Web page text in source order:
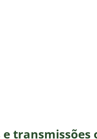
transmissões